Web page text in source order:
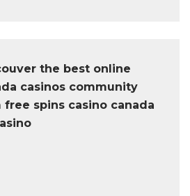
the best online
casinos community
spins casino canada